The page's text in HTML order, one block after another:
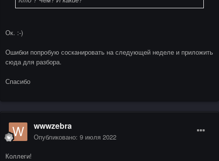
Ок. :-)
Ошибки попробую сосканировать на следующей неделе и приложить
сюда для разбора.
Спасибо
wwwzebra
Опубликовано: 9 июля 2022
Коллеги!